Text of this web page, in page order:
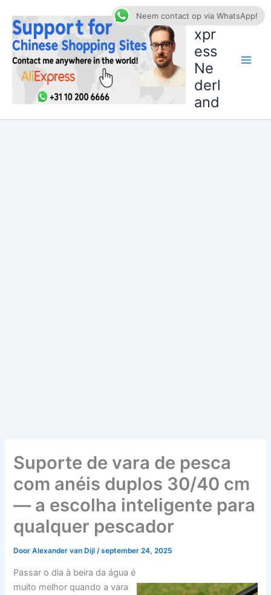
naar
inhoud
AliE
xpr
ess
Ne
derl
and
Suporte de vara de pesca
com anéis duplos 30/40 cm
— a escolha inteligente para
qualquer pescador
DoorAlexander van Dijl/september 24, 2025
Passar o dia à beira da água é
muito melhor quando a vara
Neem contact op via WhatsApp!